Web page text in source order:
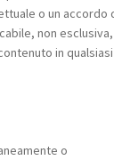
o un accordo
non esclusiva,
in qualsiasi
o